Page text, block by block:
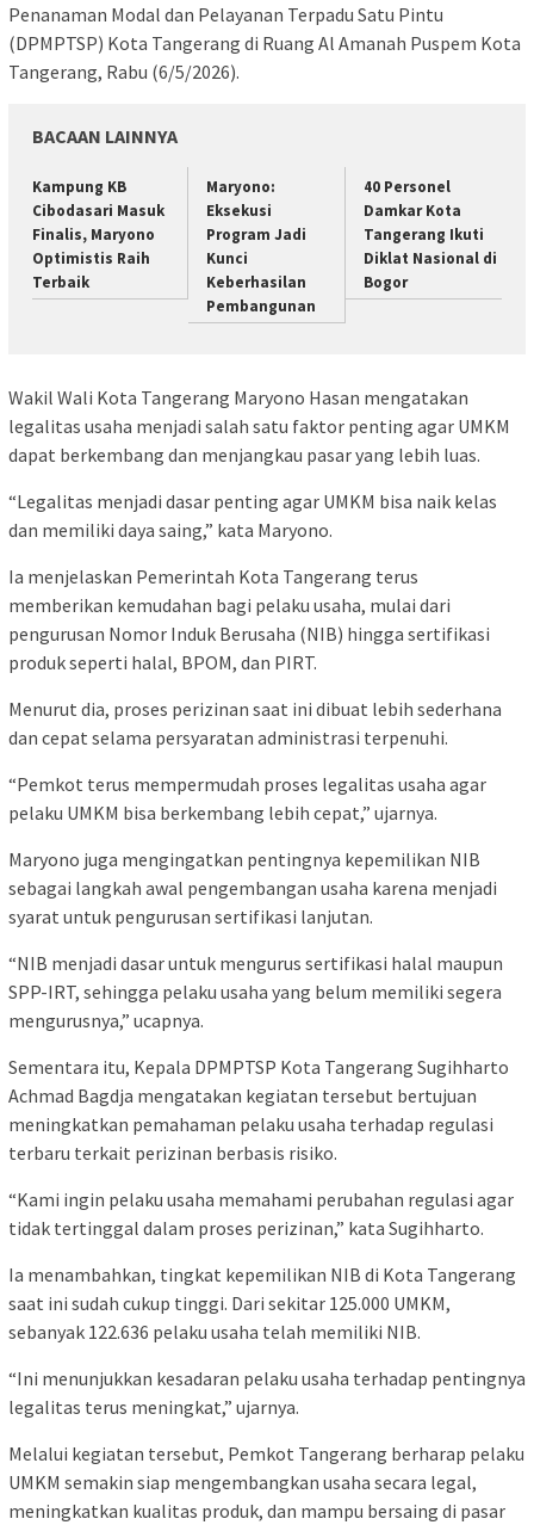
Penanaman Modal dan Pelayanan Terpadu Satu Pintu
(DPMPTSP) Kota Tangerang di Ruang Al Amanah Puspem Kota
Tangerang, Rabu (6/5/2026).
BACAAN LAINNYA
Kampung KB
Cibodasari Masuk
Finalis, Maryono
Optimistis Raih
Terbaik
Maryono:
Eksekusi
Program Jadi
Kunci
Keberhasilan
Pembangunan
40 Personel
Damkar Kota
Tangerang Ikuti
Diklat Nasional di
Bogor
Wakil Wali Kota Tangerang Maryono Hasan mengatakan
legalitas usaha menjadi salah satu faktor penting agar UMKM
dapat berkembang dan menjangkau pasar yang lebih luas.
“Legalitas menjadi dasar penting agar UMKM bisa naik kelas
dan memiliki daya saing,” kata Maryono.
Ia menjelaskan Pemerintah Kota Tangerang terus
memberikan kemudahan bagi pelaku usaha, mulai dari
pengurusan Nomor Induk Berusaha (NIB) hingga sertifikasi
produk seperti halal, BPOM, dan PIRT.
Menurut dia, proses perizinan saat ini dibuat lebih sederhana
dan cepat selama persyaratan administrasi terpenuhi.
“Pemkot terus mempermudah proses legalitas usaha agar
pelaku UMKM bisa berkembang lebih cepat,” ujarnya.
Maryono juga mengingatkan pentingnya kepemilikan NIB
sebagai langkah awal pengembangan usaha karena menjadi
syarat untuk pengurusan sertifikasi lanjutan.
“NIB menjadi dasar untuk mengurus sertifikasi halal maupun
SPP-IRT, sehingga pelaku usaha yang belum memiliki segera
mengurusnya,” ucapnya.
Sementara itu, Kepala DPMPTSP Kota Tangerang Sugihharto
Achmad Bagdja mengatakan kegiatan tersebut bertujuan
meningkatkan pemahaman pelaku usaha terhadap regulasi
terbaru terkait perizinan berbasis risiko.
“Kami ingin pelaku usaha memahami perubahan regulasi agar
tidak tertinggal dalam proses perizinan,” kata Sugihharto.
Ia menambahkan, tingkat kepemilikan NIB di Kota Tangerang
saat ini sudah cukup tinggi. Dari sekitar 125.000 UMKM,
sebanyak 122.636 pelaku usaha telah memiliki NIB.
“Ini menunjukkan kesadaran pelaku usaha terhadap pentingnya
legalitas terus meningkat,” ujarnya.
Melalui kegiatan tersebut, Pemkot Tangerang berharap pelaku
UMKM semakin siap mengembangkan usaha secara legal,
meningkatkan kualitas produk, dan mampu bersaing di pasar